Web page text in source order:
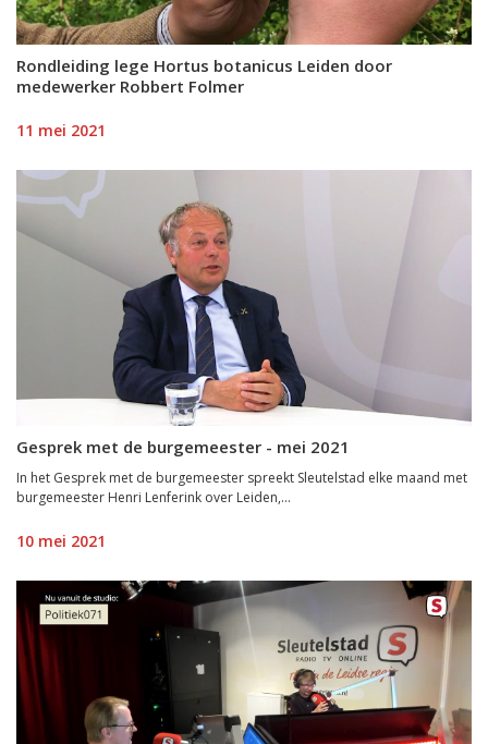
Rondleiding lege Hortus botanicus Leiden door
medewerker Robbert Folmer
11 mei 2021
Gesprek met de burgemeester - mei 2021
In het Gesprek met de burgemeester spreekt Sleutelstad elke maand met
burgemeester Henri Lenferink over Leiden,...
10 mei 2021